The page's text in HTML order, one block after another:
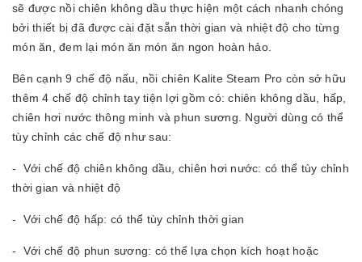
sẽ được nồi chiên không dầu thực hiện một cách nhanh chóng
bởi thiết bị đã được cài đặt sẵn thời gian và nhiệt độ cho từng
món ăn, đem lại món ăn món ăn ngon hoàn hảo.
Bên cạnh 9 chế độ nấu, nồi chiên Kalite Steam Pro còn sở hữu
thêm 4 chế độ chỉnh tay tiện lợi gồm có: chiên không dầu, hấp,
chiên hơi nước thông minh và phun sương. Người dùng có thể
tùy chỉnh các chế độ như sau:
- Với chế độ chiên không dầu, chiên hơi nước: có thể tùy chỉnh
thời gian và nhiệt độ
- Với chế độ hấp: có thể tùy chỉnh thời gian
- Với chế độ phun sương: có thể lựa chọn kích hoạt hoặc